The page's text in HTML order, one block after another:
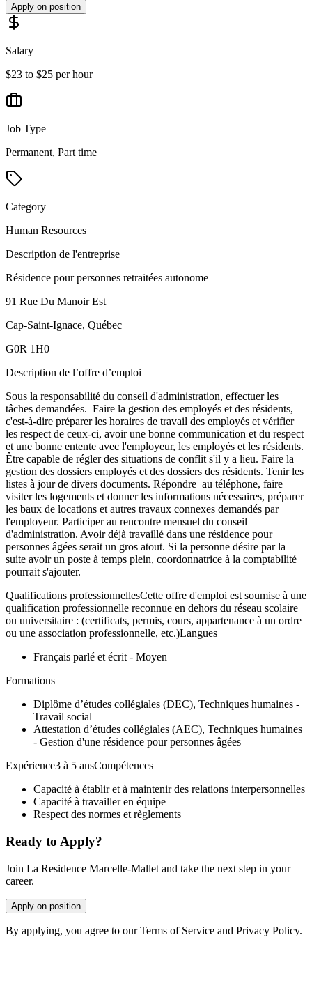
Apply on position
Salary
$23 to $25 per hour
Job Type
Permanent, Part time
Category
Human Resources
Description de l'entreprise
Résidence pour personnes retraitées autonome
91 Rue Du Manoir Est
Cap-Saint-Ignace, Québec
G0R 1H0
Description de l’offre d’emploi
Sous la responsabilité du conseil d'administration, effectuer les
tâches demandées. Faire la gestion des employés et des résidents,
c'est-à-dire préparer les horaires de travail des employés et vérifier
les respect de ceux-ci, avoir une bonne communication et du respect
et une bonne entente avec l'employeur, les employés et les résidents.
Être capable de régler des situations de conflit s'il y a lieu. Faire la
gestion des dossiers employés et des dossiers des résidents. Tenir les
listes à jour de divers documents. Répondre au téléphone, faire
visiter les logements et donner les informations nécessaires, préparer
les baux de locations et autres travaux connexes demandés par
l'employeur. Participer au rencontre mensuel du conseil
d'administration. Avoir déjà travaillé dans une résidence pour
personnes âgées serait un gros atout. Si la personne désire par la
suite avoir un poste à temps plein, coordonnatrice à la comptabilité
pourrait s'ajouter.
Qualifications professionnellesCette offre d'emploi est soumise à une
qualification professionnelle reconnue en dehors du réseau scolaire
ou universitaire : (certificats, permis, cours, appartenance à un ordre
ou une association professionnelle, etc.)Langues
Français parlé et écrit - Moyen
Formations
Diplôme d’études collégiales (DEC), Techniques humaines -
Travail social
Attestation d’études collégiales (AEC), Techniques humaines
- Gestion d'une résidence pour personnes âgées
Expérience3 à 5 ansCompétences
Capacité à établir et à maintenir des relations interpersonnelles
Capacité à travailler en équipe
Respect des normes et règlements
Ready to Apply?
Join La Residence Marcelle-Mallet and take the next step in your
career.
Apply on position
By applying, you agree to our Terms of Service and Privacy Policy.